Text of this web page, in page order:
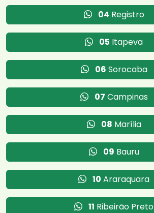
04 Registro
05 Itapeva
06 Sorocaba
07 Campinas
08 Marília
09 Bauru
10 Araraquara
11 Ribeirão Preto